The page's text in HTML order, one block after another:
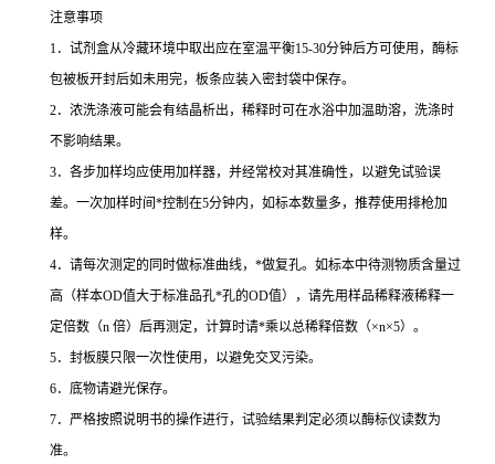
注意事项
1．试剂盒从冷藏环境中取出应在室温平衡15-30分钟后方可使用，酶标
包被板开封后如未用完，板条应装入密封袋中保存。
2．浓洗涤液可能会有结晶析出，稀释时可在水浴中加温助溶，洗涤时
不影响结果。
3．各步加样均应使用加样器，并经常校对其准确性，以避免试验误
差。一次加样时间 *控制在5分钟内，如标本数量多，推荐使用排枪加
样。
4．请每次测定的同时做标准曲线， *做复孔。如标本中待测物质含量过
高（样本OD值大于标准品孔*孔的OD值），请先用样品稀释液稀释一
定倍数（n 倍）后再测定，计算时请*乘以总稀释倍数（×n×5）。
5．封板膜只限一次性使用，以避免交叉污染。
6．底物请避光保存。
7．严格按照说明书的操作进行，试验结果判定必须以酶标仪读数为
准。